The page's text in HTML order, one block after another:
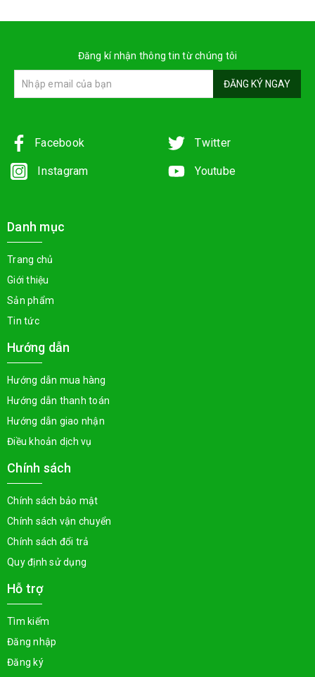
Đăng kí nhận thông tin từ chúng tôi
ĐĂNG KÝ NGAY
Facebook Twitter
Instagram Youtube
Danh mục
Trang chủ
Giới thiệu
Sản phẩm
Tin tức
Hướng dẫn
Hướng dẫn mua hàng
Hướng dẫn thanh toán
Hướng dẫn giao nhận
Điều khoản dịch vụ
Chính sách
Chính sách bảo mật
Chính sách vận chuyển
Chính sách đổi trả
Quy định sử dụng
Hỗ trợ
Tìm kiếm
Đăng nhập
Đăng ký